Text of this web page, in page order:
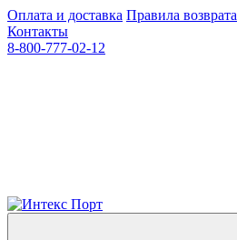
Оплата и доставка Правила возврата
Контакты
8-800-777-02-12